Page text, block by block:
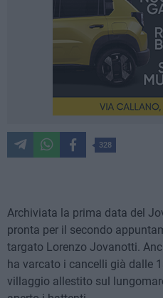
328
Archiviata la prima data del
pronta per il secondo
targato Lorenzo Jovanotti.
ha varcato i cancelli già dalle
villaggio allestito sul